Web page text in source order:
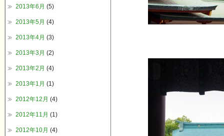
2013年6月 (5)
2013年5月 (4)
2013年4月 (3)
2013年3月 (2)
2013年2月 (4)
2013年1月 (1)
2012年12月 (4)
2012年11月 (1)
2012年10月 (4)